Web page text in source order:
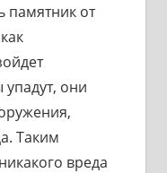
памятник от
они
Таким
вреда